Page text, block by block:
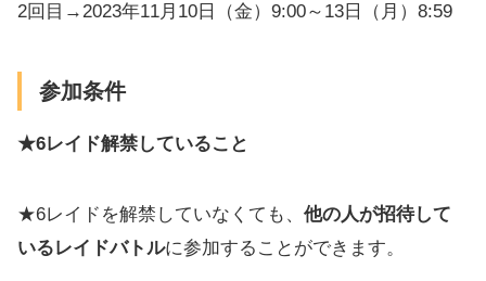
2回目→2023年11月10日（金）9:00～13日（月）8:59
参加条件
★6レイド解禁していること
★6レイドを解禁していなくても、 他の人が招待して
いるレイドバトルに参加することができます。